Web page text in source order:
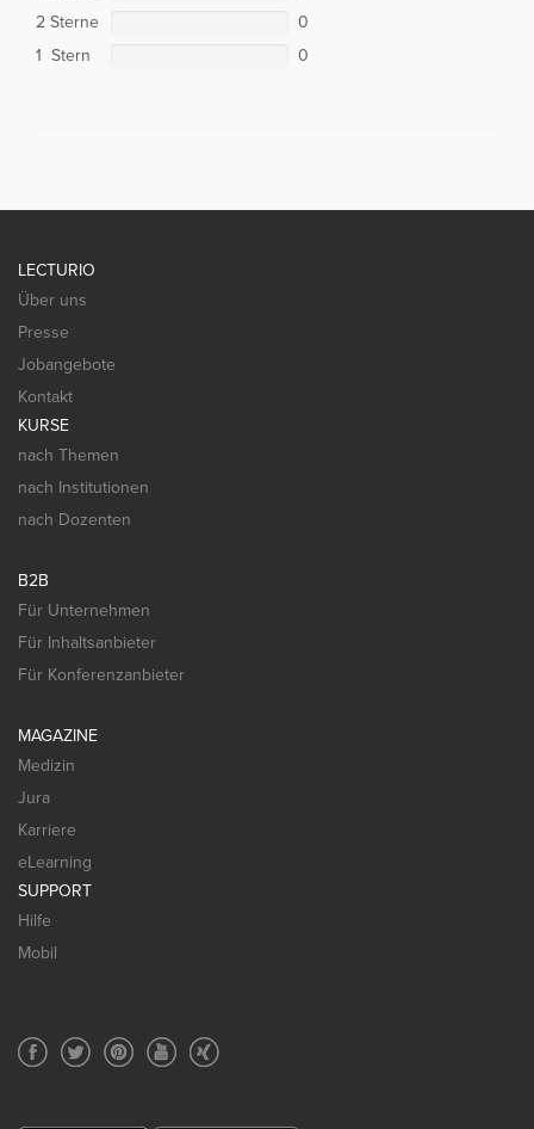
2 Sterne
0
1 Stern
0
LECTURIO
Über uns
Presse
Jobangebote
Kontakt
KURSE
nach Themen
nach Institutionen
nach Dozenten
B2B
Für Unternehmen
Für Inhaltsanbieter
Für Konferenzanbieter
MAGAZINE
Medizin
Jura
Karriere
eLearning
SUPPORT
Hilfe
Mobil